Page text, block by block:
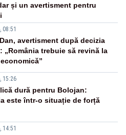
și un avertisment pentru
08:51
avertisment după decizia
„România trebuie să revină la
15:26
dură pentru Bolojan:
este într-o situație de forță
14:51